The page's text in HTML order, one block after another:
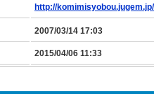
http://komimisyobou.jugem.jp/
2007/03/14 17:03
2015/04/06 11:33